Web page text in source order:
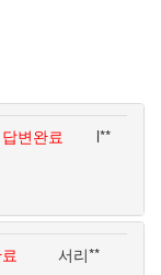
답변완료 l**
서리**